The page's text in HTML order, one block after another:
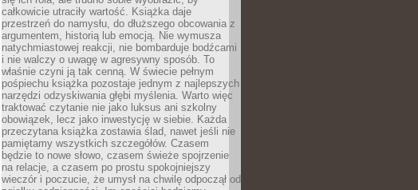
całkowicie utraciły wartość. Książka daje
przestrzeń do namysłu, do dłuższego obcowania z
argumentem, historią lub emocją. Nie wymusza
natychmiastowej reakcji, nie bombarduje bodźcami
i nie walczy o uwagę w agresywny sposób. To
właśnie czyni ją tak cenną. W świecie pełnym
pośpiechu książka pozostaje jednym z najlepszych
narzędzi odzyskiwania głębi myślenia. Warto więc
traktować czytanie nie jako luksus ani szkolny
obowiązek, lecz jako inwestycję w siebie. Każda
przeczytana książka zostawia ślad, nawet jeśli nie
pamiętamy wszystkich szczegółów. Czasem
będzie to nowe słowo, czasem świeże spojrzenie
na relacje, a czasem po prostu spokojniejszy
wieczór i poczucie, że umysł na chwilę odpoczął od